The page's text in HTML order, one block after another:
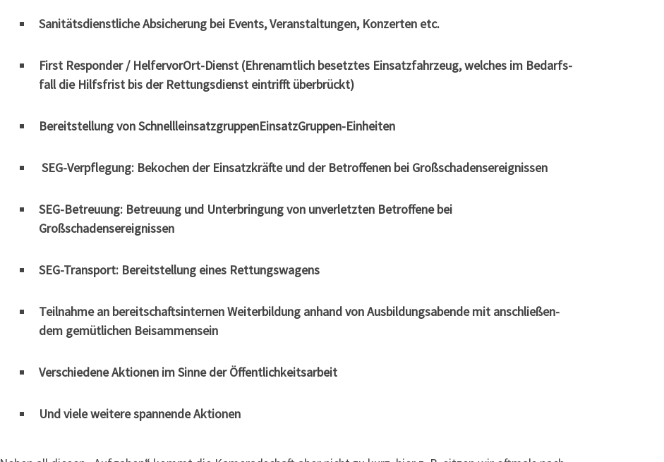
Sani­täts­dienst­li­che Absi­che­rung bei Events, Ver­an­stal­tun­gen, Kon­zer­ten etc.
First Respon­der / HelfervorOrt-Dienst (Ehren­amt­lich besetz­tes Ein­satz­fahr­zeug, wel­ches im Bedarfs­
fall die Hilfs­frist bis der Ret­tungs­dienst ein­trifft überbrückt)
Bereit­stel­lung von SchnellleinsatzgruppenEinsatzGruppen-Einheiten
SEG-Ver­pfle­gung: Beko­chen der Ein­satz­kräf­te und der Betrof­fe­nen bei Großschadensereignissen
SEG-Betreu­ung: Betreu­ung und Unter­brin­gung von unver­letz­ten Betrof­fe­ne bei
Großschadensereignissen
SEG-Trans­port: Bereit­stel­lung eines Rettungswagens
Teil­nah­me an bereit­schafts­in­ter­nen Wei­ter­bil­dung anhand von Aus­bil­dungs­aben­de mit anschlie­ßen­
dem gemüt­li­chen Beisammensein
Ver­schie­de­ne Aktio­nen im Sin­ne der Öffentlichkeitsarbeit
Und vie­le wei­te­re span­nen­de Aktionen